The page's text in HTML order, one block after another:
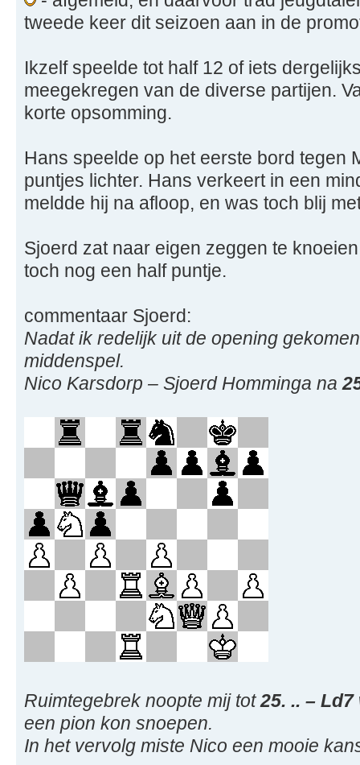
tweede keer dit seizoen aan in de
Ikzelf speelde tot half 12 of iets
meegekregen van de diverse partijen.
korte opsomming.
Hans speelde op het eerste bord tegen
puntjes lichter. Hans verkeert in een
meldde hij na afloop, en was toch blij
Sjoerd zat naar eigen zeggen te
toch nog een half puntje.
commentaar Sjoerd:
Nadat ik redelijk uit de opening
middenspel.
Nico Karsdorp – Sjoerd Homminga na
Ruimtegebrek noopte mij tot25. .. – Ld7
een pion kon snoepen.
In het vervolg miste Nico een mooie